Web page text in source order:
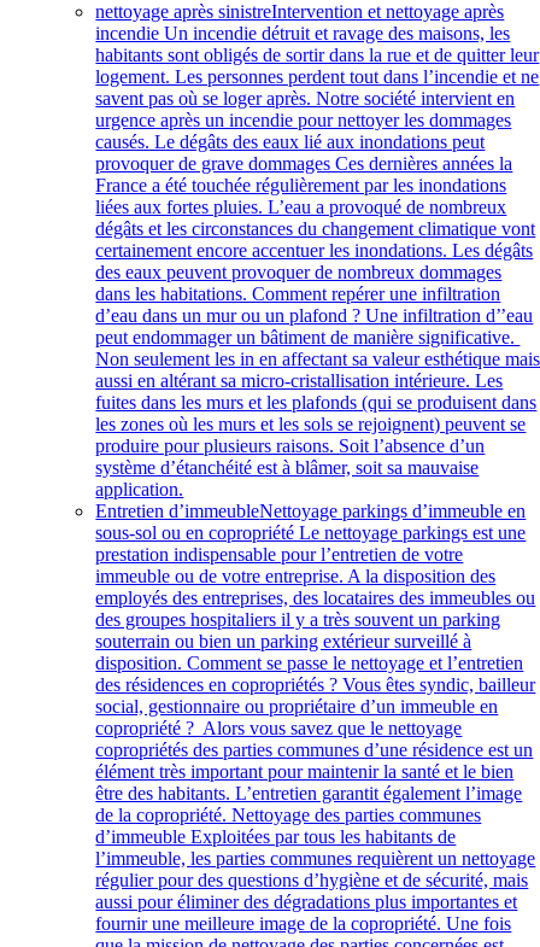
nettoyage après sinistreIntervention et nettoyage après
incendie Un incendie détruit et ravage des maisons, les
habitants sont obligés de sortir dans la rue et de quitter leur
logement. Les personnes perdent tout dans l’incendie et ne
savent pas où se loger après. Notre société intervient en
urgence après un incendie pour nettoyer les dommages
causés. Le dégâts des eaux lié aux inondations peut
provoquer de grave dommages Ces dernières années la
France a été touchée régulièrement par les inondations
liées aux fortes pluies. L’eau a provoqué de nombreux
dégâts et les circonstances du changement climatique vont
certainement encore accentuer les inondations. Les dégâts
des eaux peuvent provoquer de nombreux dommages
dans les habitations. Comment repérer une infiltration
d’eau dans un mur ou un plafond ? Une infiltration d’’eau
peut endommager un bâtiment de manière significative.
Non seulement les in en affectant sa valeur esthétique mais
aussi en altérant sa micro-cristallisation intérieure. Les
fuites dans les murs et les plafonds (qui se produisent dans
les zones où les murs et les sols se rejoignent) peuvent se
produire pour plusieurs raisons. Soit l’absence d’un
système d’étanchéité est à blâmer, soit sa mauvaise
application.
Entretien d’immeubleNettoyage parkings d’immeuble en
sous-sol ou en copropriété Le nettoyage parkings est une
prestation indispensable pour l’entretien de votre
immeuble ou de votre entreprise. A la disposition des
employés des entreprises, des locataires des immeubles ou
des groupes hospitaliers il y a très souvent un parking
souterrain ou bien un parking extérieur surveillé à
disposition. Comment se passe le nettoyage et l’entretien
des résidences en copropriétés ? Vous êtes syndic, bailleur
social, gestionnaire ou propriétaire d’un immeuble en
copropriété ? Alors vous savez que le nettoyage
copropriétés des parties communes d’une résidence est un
élément très important pour maintenir la santé et le bien
être des habitants. L’entretien garantit également l’image
de la copropriété. Nettoyage des parties communes
d’immeuble Exploitées par tous les habitants de
l’immeuble, les parties communes requièrent un nettoyage
régulier pour des questions d’hygiène et de sécurité, mais
aussi pour éliminer des dégradations plus importantes et
fournir une meilleure image de la copropriété. Une fois